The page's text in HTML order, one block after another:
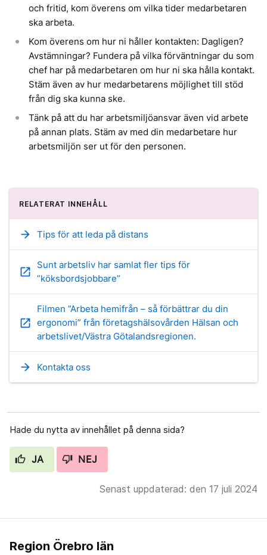
och fritid, kom överens om vilka tider medarbetaren
ska arbeta.
Kom överens om hur ni håller kontakten: Dagligen?
Avstämningar? Fundera på vilka förväntningar du som
chef har på medarbetaren om hur ni ska hålla kontakt.
Stäm även av hur medarbetarens möjlighet till stöd
från dig ska kunna ske.
Tänk på att du har arbetsmiljöansvar även vid arbete
på annan plats. Stäm av med din medarbetare hur
arbetsmiljön ser ut för den personen.
RELATERAT INNEHÅLL
arrow_forward Tips för att leda på distans
open_in_new
Sunt arbetsliv har samlat fler tips för
”köksbordsjobbare”
open_in_new
Filmen ”Arbeta hemifrån – så förbättrar du din
ergonomi” från företagshälsovården Hälsan och
arbetslivet/Västra Götalandsregionen.
arrow_forward Kontakta oss
Hade du nytta av innehållet på denna sida?
JA NEJ
Senast uppdaterad: den 17 juli 2024
Region Örebro län